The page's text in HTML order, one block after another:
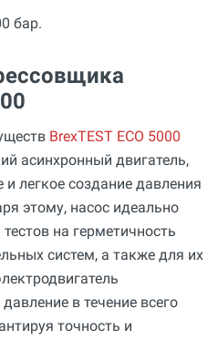
бар.
BrexTEST ECO 5000
асинхронный двигатель,
легкое создание давления
этому, насос идеально
на герметичность
систем, а также для их
в течение всего
точность и